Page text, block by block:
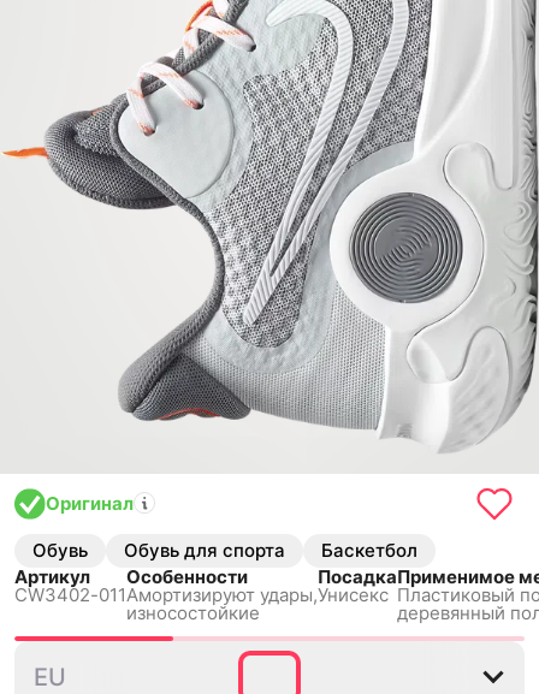
Оригинал
Обувь Обувь для спорта
Баскетбол
Артикул
CW3402-011
Особенности
Амортизируют удары,
износостойкие
Посадка
Унисекс
Применимое
Пластиковый
деревянный
40
EU